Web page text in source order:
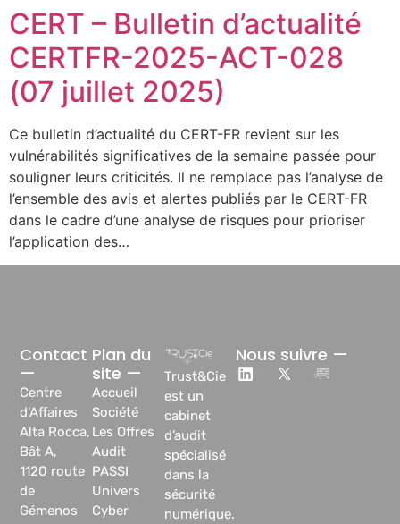
CERT – Bulletin d’actualité
CERTFR-2025-ACT-028
(07 juillet 2025)
Ce bulletin d’actualité du CERT-FR revient sur les
vulnérabilités significatives de la semaine passée pour
souligner leurs criticités. Il ne remplace pas l’analyse de
l’ensemble des avis et alertes publiés par le CERT-FR
dans le cadre d’une analyse de risques pour prioriser
l’application des…
Trust&Cie
est un
cabinet
d’audit
spécialisé
dans la
sécurité
numérique.
Plan du
site —
Accueil
Société
Les Offres
Audit
PASSI
Univers
Cyber
Contact
—
Centre
d’Affaires
Alta Rocca,
Bât A,
1120 route
de
Gémenos
Nous suivre —